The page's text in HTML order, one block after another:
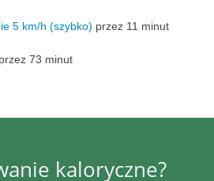
5 km/h (szybko) przez 11 minut
73 minut
kaloryczne?